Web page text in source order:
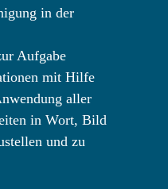
in der
Aufgabe
mit Hilfe
aller
in Wort, Bild
und zu